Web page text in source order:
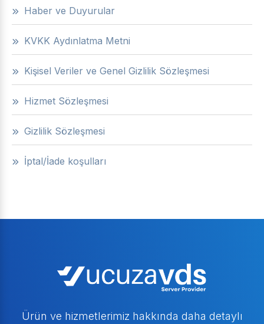
Haber ve Duyurular
KVKK Aydınlatma Metni
Kişisel Veriler ve Genel Gizlilik Sözleşmesi
Hizmet Sözleşmesi
Gizlilik Sözleşmesi
İptal/İade koşulları
Ürün ve hizmetlerimiz hakkında daha detaylı